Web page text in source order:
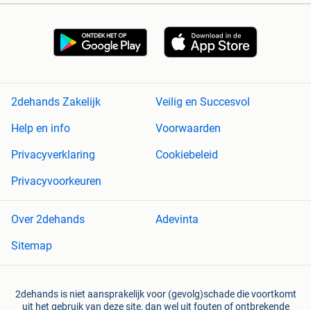
2dehands Zakelijk
Veilig en Succesvol
Help en info
Voorwaarden
Privacyverklaring
Cookiebeleid
Privacyvoorkeuren
Over 2dehands
Adevinta
Sitemap
2dehands is niet aansprakelijk voor (gevolg)schade die voortkomt
uit het gebruik van deze site, dan wel uit fouten of ontbrekende